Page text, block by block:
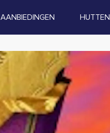
AANBIEDINGEN HUTTEN